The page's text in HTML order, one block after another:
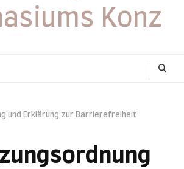
Konz
und Erklärung zur Barrierefreiheit